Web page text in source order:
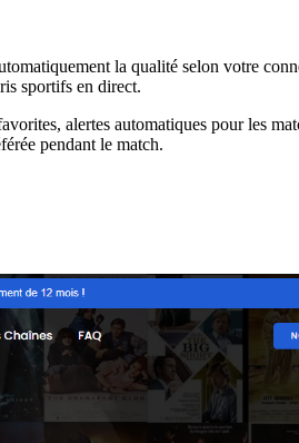
la qualité selon votre
sportifs en direct.
alertes automatiques pour les
pendant le match.